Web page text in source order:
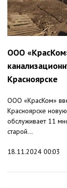
ООО
Красноярске
ООО «КрасКом»
Красноярске
обслуживает 11
старой...
18.11.2024 00:03